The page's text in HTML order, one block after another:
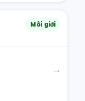
Môi giới
→